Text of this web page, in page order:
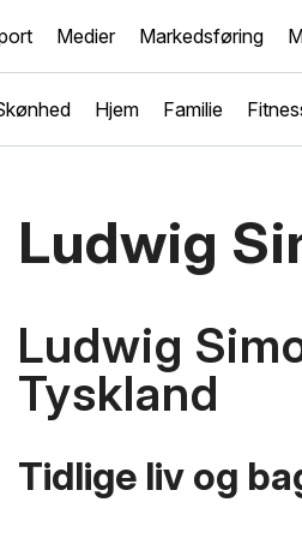
Medier Markedsføring
Hjem Familie
Ludwig
Ludwig
Tyskland
Tidlige liv og